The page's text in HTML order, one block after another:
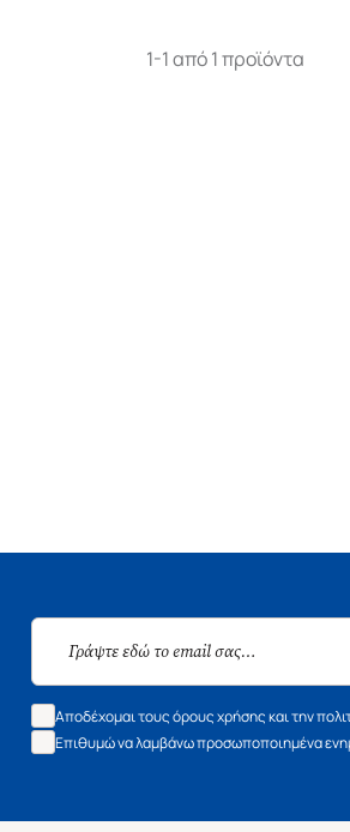
1-1 από 1 προϊόντα
Αποδέχομαι τους όρους χρήσης και την
Επιθυμώ να λαμβάνω προσωποποιημένα